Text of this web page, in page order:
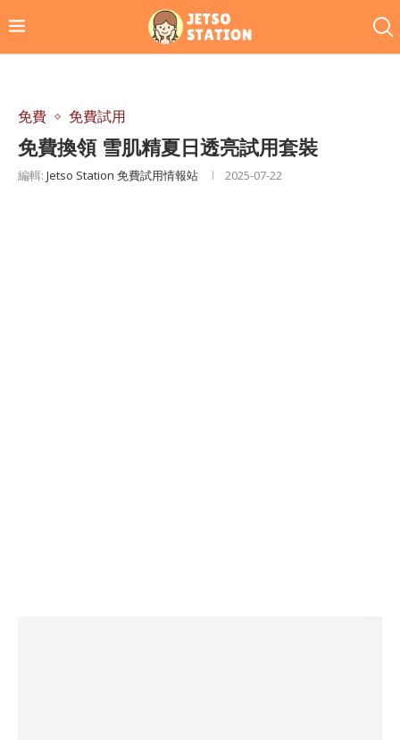
免費 免費試用
免費換領 雪肌精夏日透亮試用套裝
編輯: Jetso Station 免費試用情報站 2025-07-22